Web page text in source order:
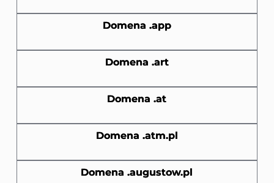
Domena .app
Domena .art
Domena .at
Domena .atm.pl
Domena .augustow.pl